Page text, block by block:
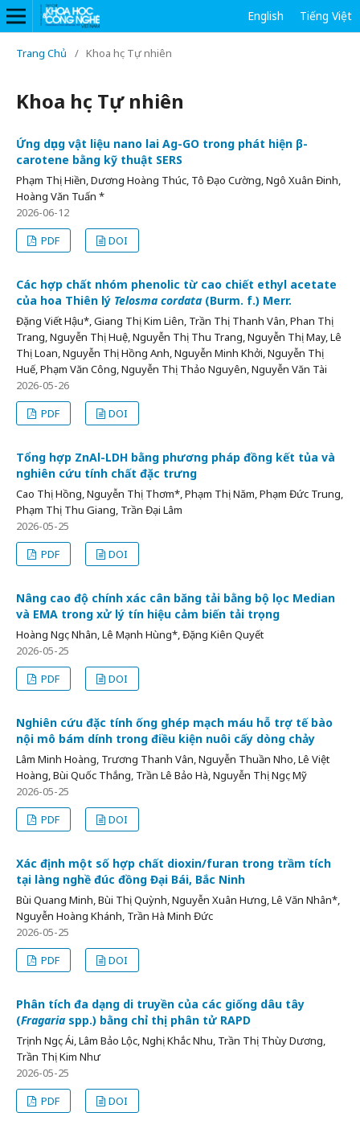
Tiếng Việt
English
Trang Chủ / Khoa học Tự nhiên
Khoa học Tự nhiên
Ứng dụng vật liệu nano lai Ag-GO trong phát hiện β-
carotene bằng kỹ thuật SERS
Phạm Thị Hiền, Dương Hoàng Thúc, Tô Đạo Cường, Ngô Xuân Đinh,
Hoàng Văn Tuấn *
2026-06-12
PDF
DOI
Các hợp chất nhóm phenolic từ cao chiết ethyl acetate
của hoa Thiên lý Telosma cordata (Burm. f.) Merr.
Đặng Viết Hậu*, Giang Thị Kim Liên, Trần Thị Thanh Vân, Phan Thị
Trang, Nguyễn Thị Huệ, Nguyễn Thị Thu Trang, Nguyễn Thị May, Lê
Thị Loan, Nguyễn Thị Hồng Anh, Nguyễn Minh Khởi, Nguyễn Thị
Huế, Phạm Văn Công, Nguyễn Thị Thảo Nguyên, Nguyễn Văn Tài
2026-05-26
PDF
DOI
Tổng hợp ZnAl-LDH bằng phương pháp đồng kết tủa và
nghiên cứu tính chất đặc trưng
Cao Thị Hồng, Nguyễn Thị Thơm*, Phạm Thị Năm, Phạm Đức Trung,
Phạm Thị Thu Giang, Trần Đại Lâm
2026-05-25
PDF
DOI
Nâng cao độ chính xác cân băng tải bằng bộ lọc Median
và EMA trong xử lý tín hiệu cảm biến tải trọng
Hoàng Ngọc Nhân, Lê Mạnh Hùng*, Đặng Kiên Quyết
2026-05-25
PDF
DOI
Nghiên cứu đặc tính ống ghép mạch máu hỗ trợ tế bào
nội mô bám dính trong điều kiện nuôi cấy dòng chảy
Lâm Minh Hoàng, Trương Thanh Vân, Nguyễn Thuần Nho, Lê Việt
Hoàng, Bùi Quốc Thắng, Trần Lê Bảo Hà, Nguyễn Thị Ngọc Mỹ
2026-05-25
PDF
DOI
Xác định một số hợp chất dioxin/furan trong trầm tích
tại làng nghề đúc đồng Đại Bái, Bắc Ninh
Bùi Quang Minh, Bùi Thị Quỳnh, Nguyễn Xuân Hưng, Lê Văn Nhân*,
Nguyễn Hoàng Khánh, Trần Hà Minh Đức
2026-05-25
PDF
DOI
Phân tích đa dạng di truyền của các giống dâu tây
(Fragaria spp.) bằng chỉ thị phân tử RAPD
Trịnh Ngọc Ái, Lâm Bảo Lộc, Nghị Khắc Nhu, Trần Thị Thùy Dương,
Trần Thị Kim Như
2026-05-25
PDF
DOI